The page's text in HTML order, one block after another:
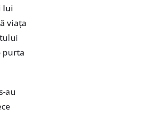
lui
viața
purta
au